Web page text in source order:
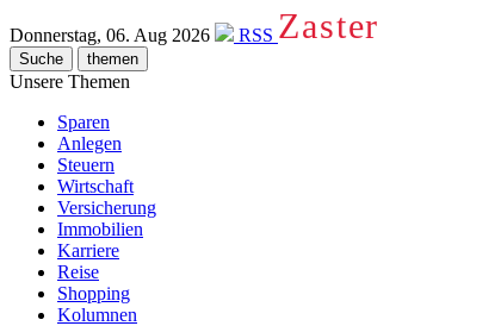
Donnerstag, 06. Aug 2026 RSS Zaster
Suche themen
Unsere Themen
Sparen
Anlegen
Steuern
Wirtschaft
Versicherung
Immobilien
Karriere
Reise
Shopping
Kolumnen